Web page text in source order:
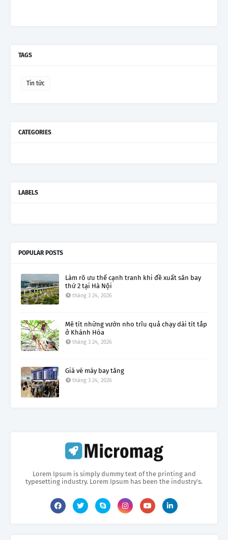
TAGS
Tin tức
CATEGORIES
LABELS
POPULAR POSTS
Làm rõ ưu thế cạnh tranh khi đề xuất sân bay
thứ 2 tại Hà Nội
tháng 3 24, 2026
Mê tít những vườn nho trĩu quả chạy dài tít tắp
ở Khánh Hòa
tháng 3 24, 2026
Giá vé máy bay tăng
tháng 3 24, 2026
Lorem Ipsum is simply dummy text of the printing and
typesetting industry. Lorem Ipsum has been the industry's.